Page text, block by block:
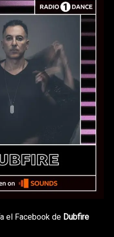
el Facebook de Dubfire